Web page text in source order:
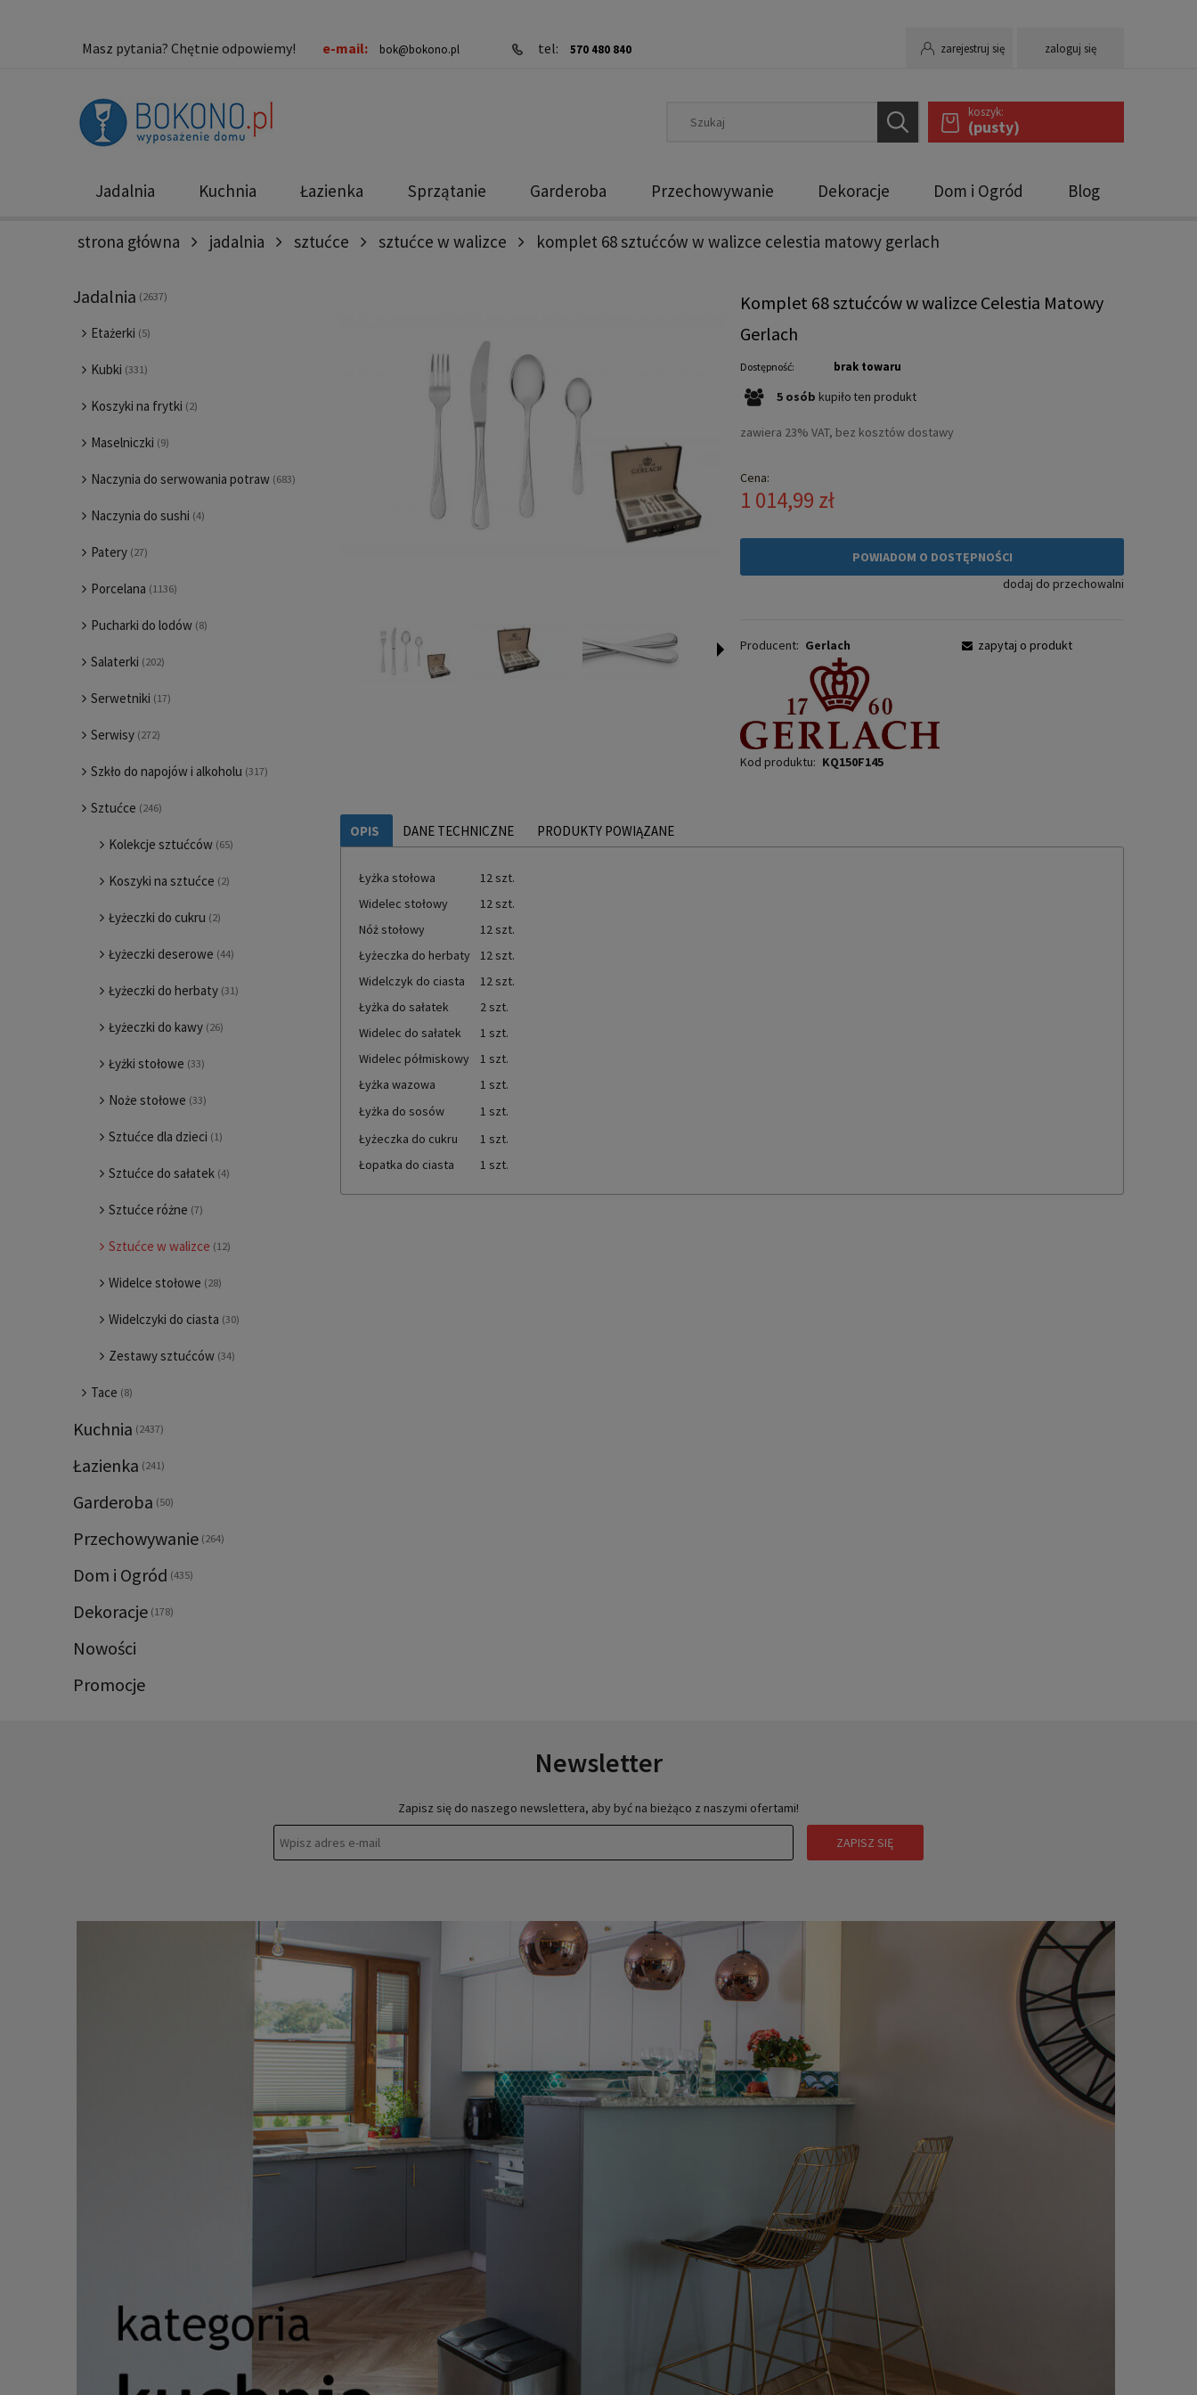
zarejestruj się zaloguj się
Masz pytania? Chętnie odpowiemy! e-mail: bok@bokono.pl tel: 570 480 840
koszyk:
(pusty)
Jadalnia Kuchnia Łazienka Sprzątanie Garderoba Przechowywanie Dekoracje Dom i Ogród Blog
Nowości Promocje
strona główna jadalnia sztućce sztućce w walizce komplet 68 sztućców w walizce celestia matowy gerlach
Jadalnia (2637)
Etażerki (5)
Kubki (331)
Koszyki na frytki (2)
Maselniczki (9)
Naczynia do serwowania potraw (683)
Naczynia do sushi (4)
Patery (27)
Porcelana (1136)
Pucharki do lodów (8)
Salaterki (202)
Serwetniki (17)
Serwisy (272)
Szkło do napojów i alkoholu (317)
Sztućce (246)
Kolekcje sztućców (65)
Koszyki na sztućce (2)
Łyżeczki do cukru (2)
Łyżeczki deserowe (44)
Łyżeczki do herbaty (31)
Łyżeczki do kawy (26)
Łyżki stołowe (33)
Noże stołowe (33)
Sztućce dla dzieci (1)
Sztućce do sałatek (4)
Sztućce różne (7)
Sztućce w walizce (12)
Widelce stołowe (28)
Widelczyki do ciasta (30)
Zestawy sztućców (34)
Tace (8)
Kuchnia (2437)
Łazienka (241)
Garderoba (50)
Przechowywanie (264)
Dom i Ogród (435)
Dekoracje (178)
Nowości
Promocje
Komplet 68 sztućców w walizce Celestia Matowy
Gerlach
Dostępność: brak towaru
5 osób kupiło ten produkt
zawiera 23% VAT, bez kosztów dostawy
Cena:
1 014,99 zł
POWIADOM O DOSTĘPNOŚCI
dodaj do przechowalni
Producent: Gerlach
Kod produktu: KQ150F145
zapytaj o produkt
OPIS DANE TECHNICZNE PRODUKTY POWIĄZANE
Łyżka stołowa
12 szt.
Widelec stołowy
12 szt.
Nóż stołowy
12 szt.
Łyżeczka do herbaty
12 szt.
Widelczyk do ciasta
12 szt.
Łyżka do sałatek
2 szt.
Widelec do sałatek
1 szt.
Widelec półmiskowy
1 szt.
Łyżka wazowa
1 szt.
Łyżka do sosów
1 szt.
Łyżeczka do cukru
1 szt.
Łopatka do ciasta
1 szt.
Newsletter
Zapisz się do naszego newslettera, aby być na bieżąco z naszymi ofertami!
ZAPISZ SIĘ